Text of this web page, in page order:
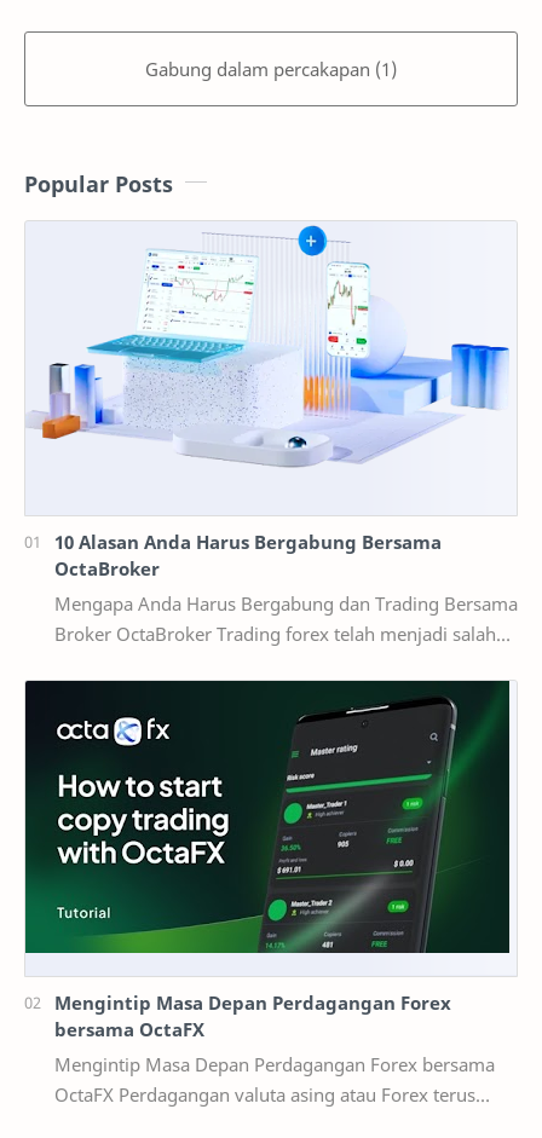
Gabung dalam percakapan (1)
Popular Posts
10 Alasan Anda Harus Bergabung Bersama
OctaBroker
Mengapa Anda Harus Bergabung dan Trading Bersama
Broker OctaBroker Trading forex telah menjadi salah
Mengintip Masa Depan Perdagangan Forex
bersama OctaFX
Mengintip Masa Depan Perdagangan Forex bersama
OctaFX Perdagangan valuta asing atau Forex terus